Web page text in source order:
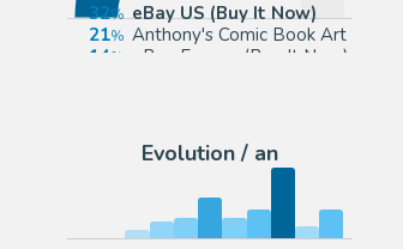
32
eBay US (Buy It Now)
21
Anthony's Comic Book Art
14
eBay Europe (Buy It Now)
Evolution / an